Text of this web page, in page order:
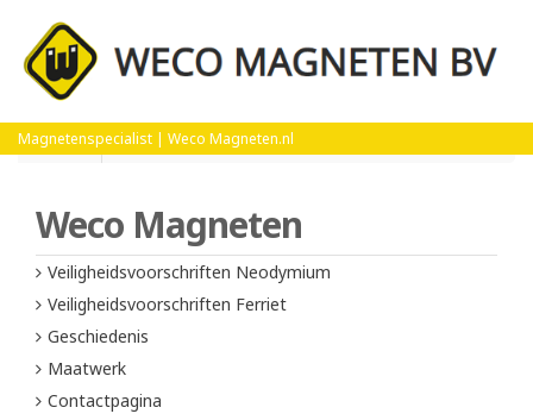
Magnetenspecialist | Weco Magneten.nl
Home Veiligheidsvoorschriften Ferriet
Weco Magneten
Veiligheidsvoorschriften Neodymium
Veiligheidsvoorschriften Ferriet
Geschiedenis
Maatwerk
Contactpagina